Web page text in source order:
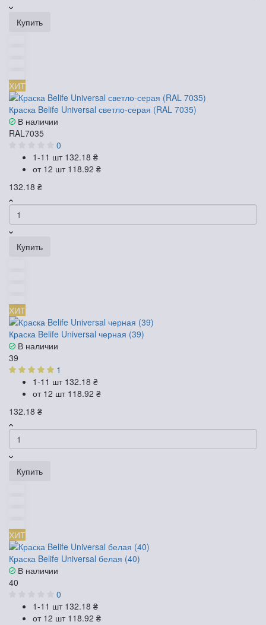
Купить
ХИТ
Краска Belife Universal светло-серая (RAL 7035)
В наличии
RAL7035
0
1-11 шт 132.18 ₴
от 12 шт 118.92 ₴
132.18 ₴
Купить
ХИТ
Краска Belife Universal черная (39)
В наличии
39
1
1-11 шт 132.18 ₴
от 12 шт 118.92 ₴
132.18 ₴
Купить
ХИТ
Краска Belife Universal белая (40)
В наличии
40
0
1-11 шт 132.18 ₴
от 12 шт 118.92 ₴